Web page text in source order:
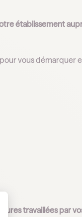
établissement
vous démarquer
travaillées par